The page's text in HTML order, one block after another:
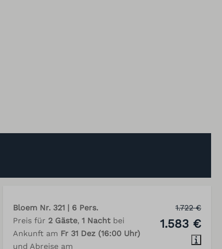
1.722 €
1.583 €
Bloem Nr. 321 | 6 Pers.
Preis für 2 Gäste, 1 Nacht bei
Ankunft am Fr 31 Dez (16:00 Uhr)
und Abreise am